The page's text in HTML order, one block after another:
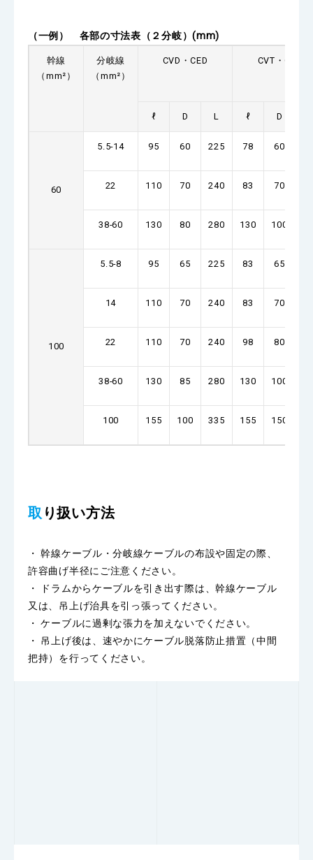
（一例） 各部の寸法表（ ２分岐）(mm)
幹線
（mm²）
分岐線
（mm²）
CVD・CED CVT・CET
ℓ D L ℓ D
60
5.5-14 95 60 225 78 60
22 110 70 240 83 70
38-60 130 80 280 130 100
100
5.5-8 95 65 225 83 65
14 110 70 240 83 70
22 110 70 240 98 80
38-60 130 85 280 130 100
100 155 100 335 155 150
取り扱い方法
・ 幹線ケーブル・分岐線ケーブルの布設や固定の際、
許容曲げ半径にご注意ください。
・ ドラムからケーブルを引き出す際は、幹線ケーブル
又は、吊上げ治具を引っ張ってください。
・ ケーブルに過剰な張力を加えないでください。
・ 吊上げ後は、速やかにケーブル脱落防止措置（中間
把持）を行ってください。